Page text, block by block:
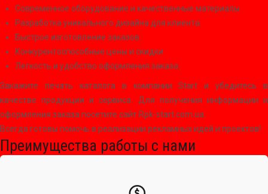
Современное оборудование и качественные материалы.
Разработка уникального дизайна для клиента.
Быстрое изготовление заказов.
Конкурентоспособные цены и скидки.
Легкость и удобство оформления заказа.
Закажите печать каталога в компании Start и убедитесь в
качестве продукции и сервиса. Для получения информации и
оформления заказа посетите сайт Rpk-start.com.ua.
Всегда готовы помочь в реализации рекламных идей и проектов!
Преимущества работы с нами